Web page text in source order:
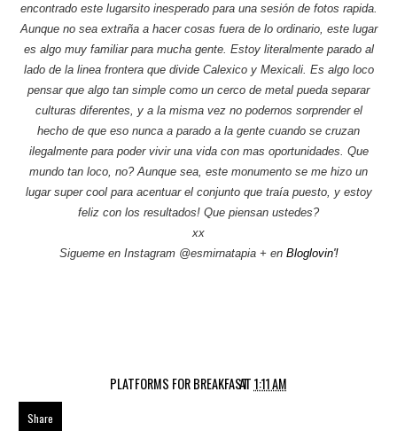
encontrado este lugarsito inesperado para una sesión de fotos rapida.
Aunque no sea extraña a hacer cosas fuera de lo ordinario, este lugar
es algo muy familiar para mucha gente. Estoy literalmente parado al
lado de la linea frontera que divide Calexico y Mexicali. Es algo loco
pensar que algo tan simple como un cerco de metal pueda separar
culturas diferentes, y a la misma vez no podernos sorprender el
hecho de que eso nunca a parado a la gente cuando se cruzan
ilegalmente para poder vivir una vida con mas oportunidades. Que
mundo tan loco, no? Aunque sea, este monumento se me hizo un
lugar super cool para acentuar el conjunto que traía puesto, y estoy
feliz con los resultados! Que piensan ustedes?
xx
Sigueme en Instagram @esmirnatapia + en Bloglovin'!
PLATFORMS FOR BREAKFAST
AT1:11 AM
Share